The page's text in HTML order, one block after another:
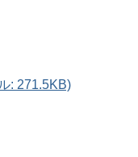
: 271.5KB)